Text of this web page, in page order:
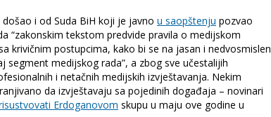
i od Suda BiH koji je javno u saopštenju pozvao
“zakonskim tekstom predvide pravila o medijskom
krivičnim postupcima, kako bi se na jasan i nedvosmislen
segment medijskog rada”, a zbog sve učestalijih
i netačnih medijskih izvještavanja. Nekim
da izvještavaju sa pojedinih događaja – novinari
Erdoganovom skupu u maju ove godine u